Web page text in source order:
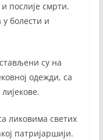
послије смрти.
болести и
су на
одежди, са
ликовима светих
патријаршији.